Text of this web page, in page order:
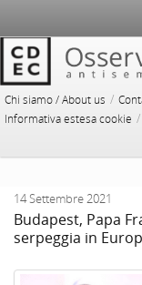
Chi siamo / About us /
Informativa estesa cookie /
14 Settembre 2021
Budapest, Papa
serpeggia in